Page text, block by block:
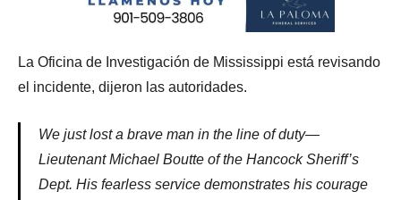
La Oficina de Investigación de Mississippi está revisando
el incidente, dijeron las autoridades.
We just lost a brave man in the line of duty—
Lieutenant Michael Boutte of the Hancock Sheriff’s
Dept. His fearless service demonstrates his courage